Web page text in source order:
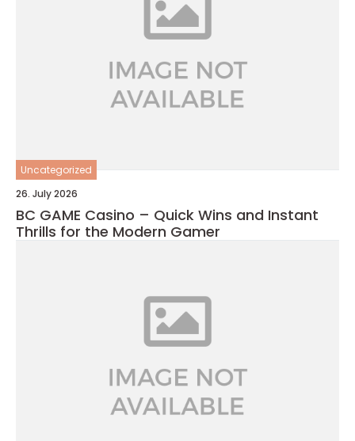
Uncategorized
26. July 2026
BC GAME Casino – Quick Wins and Instant
Thrills for the Modern Gamer